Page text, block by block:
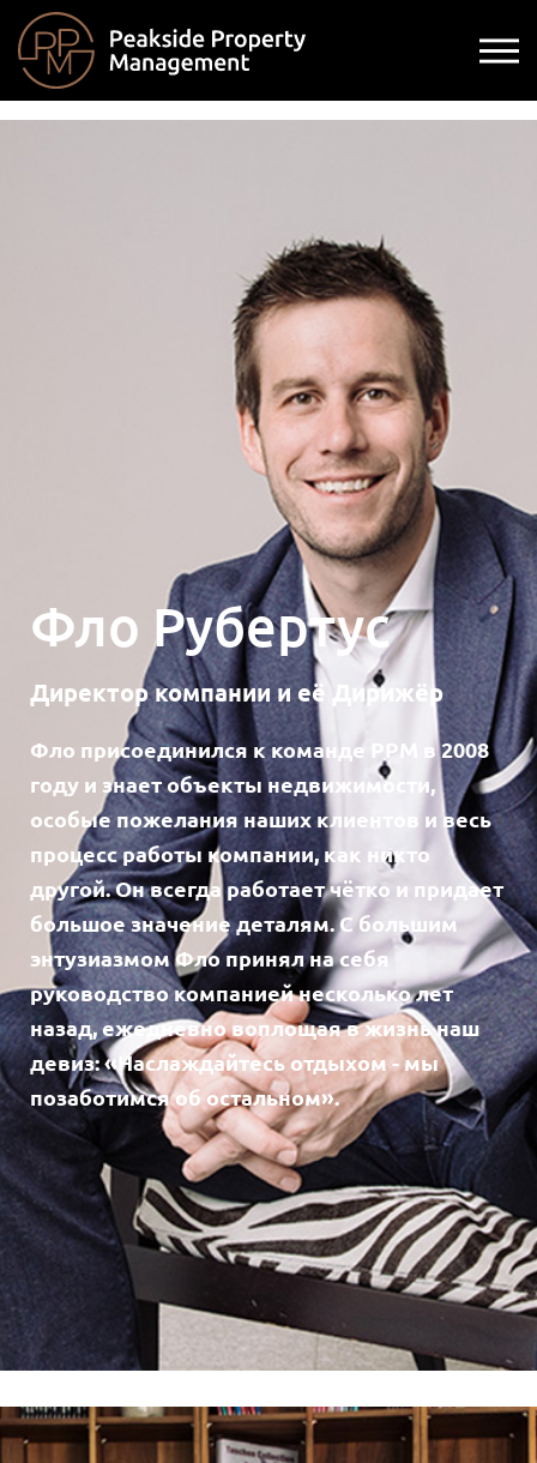
Фло Рубертус
Директор компании и её Дирижёр
Фло присоединился к команде PPM в 2008
году и знает объекты недвижимости,
особые пожелания наших клиентов и весь
процесс работы компании, как никто
другой. Он всегда работает чётко и придает
большое значение деталям. С большим
энтузиазмом Фло принял на себя
руководство компанией несколько лет
назад, ежедневно воплощая в жизнь наш
девиз: «Наслаждайтесь отдыхом - мы
позаботимся об остальном».